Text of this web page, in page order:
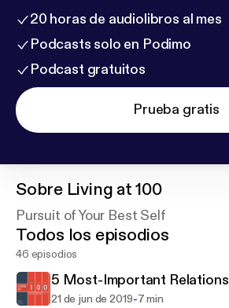
20 horas de audiolibros al mes
Podcasts solo en Podimo
Podcast gratuitos
Prueba gratis
Sobre Living at 100
Pursuit of Your Best Self
Todos los episodios
46 episodios
5 Most-Important
21 de jun de 2019-7 min